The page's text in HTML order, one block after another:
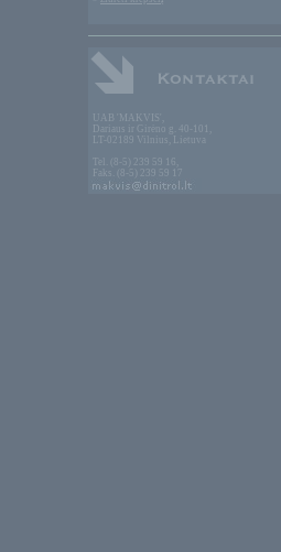
UAB 'MAKVIS',
Dariaus ir Girėno g. 40-101,
LT-02189 Vilnius, Lietuva
Tel. (8-5) 239 59 16,
Faks. (8-5) 239 59 17